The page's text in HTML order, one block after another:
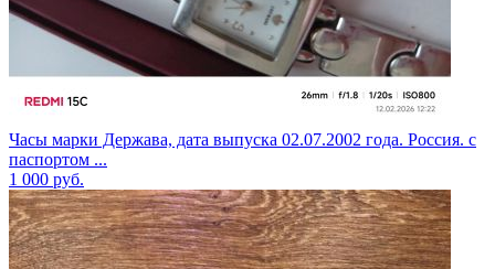
Часы марки Держава, дата выпуска 02.07.2002 года. Россия. с
паспортом ...
1 000 руб.